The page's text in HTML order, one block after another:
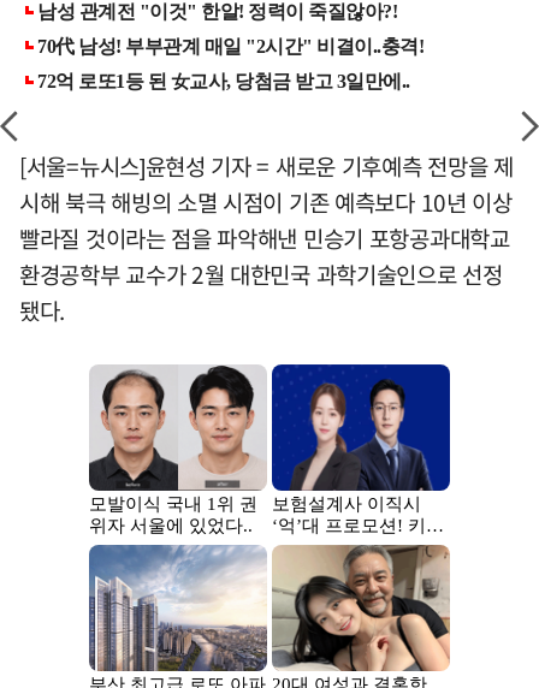
[서울=뉴시스]윤현성 기자 = 새로운 기후예측 전망을 제
시해 북극 해빙의 소멸 시점이 기존 예측보다 10년 이상
빨라질 것이라는 점을 파악해낸 민승기 포항공과대학교
환경공학부 교수가 2월 대한민국 과학기술인으로 선정
됐다.